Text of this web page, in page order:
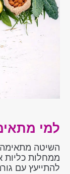
למי
השיטה מתאימה
ממחלות כליות
להתייעץ עם